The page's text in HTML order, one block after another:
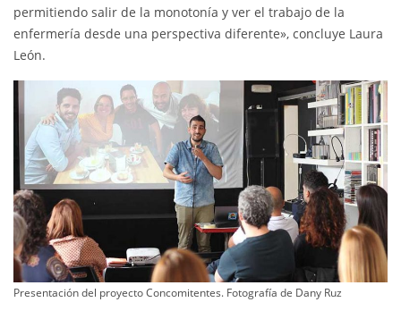
permitiendo salir de la monotonía y ver el trabajo de la
enfermería desde una perspectiva diferente», concluye Laura
León.
Presentación del proyecto Concomitentes. Fotografía de Dany Ruz